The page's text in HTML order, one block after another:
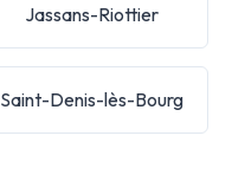
Jassans-Riottier
Saint-Denis-lès-Bourg